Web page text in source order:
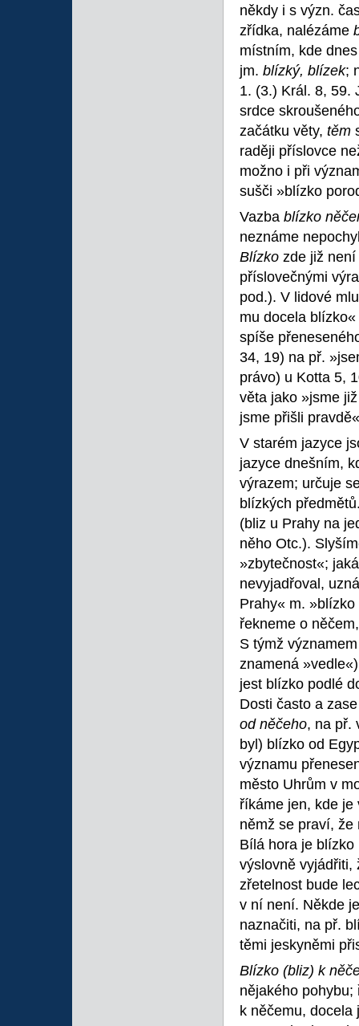
někdy i s význ.
zřídka, nalézáme
místním, kde
jm. blízký, blízek;
1. (3.) Král. 8, 59.
srdce
začátku věty, těm
raději příslovce
možno i při
sušči »blízko
Vazba blízko
neznáme
Blízko zde již
příslovečnými
pod.). V lidové
mu docela
spíše
34, 19) na př.
právo) u Kotta 5,
věta jako »jsme
jsme přišli
V starém jazyce
jazyce dnešním,
výrazem; určuje
blízkých
(bliz u Prahy na
něho Otc.).
»zbytečnost«;
nevyjadřoval,
Prahy« m.
řekneme o
S týmž
znamená
jest blízko podlé
Dosti často a
od něčeho, na př.
byl) blízko od
významu
město Uhrům v
říkáme jen, kde
němž se praví, že
Bílá hora je blízko
výslovně vyjádřiti,
zřetelnost bude
v ní není. Někde
naznačiti, na př.
těmi jeskyněmi
Blízko (bliz) k
nějakého
k něčemu,